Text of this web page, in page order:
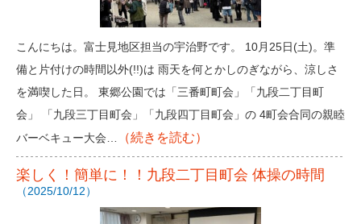
こんにちは。富士見地区担当の宇治野です。 10月25日(土)。準
備と片付けの時間以外(!!)は 雨天を何とかしのぎながら、涼しさ
を満喫した日。 東郷公園では「三番町町会」「九段二丁目町
会」 「九段三丁目町会」「九段四丁目町会」の 4町会合同の親睦
バーベキュー大会…
（続きを読む）
楽しく！簡単に！！九段二丁目町会 体操の時間
（2025/10/12）